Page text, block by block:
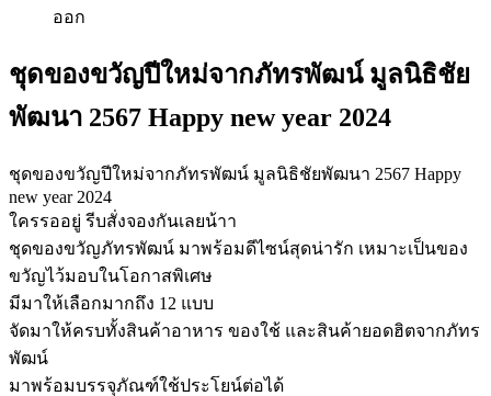
ออก
ชุดของขวัญปีใหม่จากภัทรพัฒน์ มูลนิธิชัย
พัฒนา 2567 Happy new year 2024
ชุดของขวัญปีใหม่จากภัทรพัฒน์ มูลนิธิชัยพัฒนา 2567 Happy
new year 2024
ใครรออยู่ รีบสั่งจองกันเลยน้าา
ชุดของขวัญภัทรพัฒน์ มาพร้อมดีไซน์สุดน่ารัก เหมาะเป็นของ
ขวัญไว้มอบในโอกาสพิเศษ
มีมาให้เลือกมากถึง 12 แบบ
จัดมาให้ครบทั้งสินค้าอาหาร ของใช้ และสินค้ายอดฮิตจากภัทร
พัฒน์
มาพร้อมบรรจุภัณฑ์ใช้ประโยน์ต่อได้